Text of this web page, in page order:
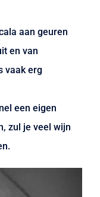
aan geuren
en van
vaak erg
een eigen
zul je veel wijn